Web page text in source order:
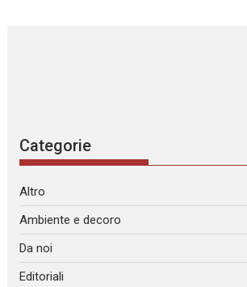
Categorie
Altro
Ambiente e decoro
Da noi
Editoriali